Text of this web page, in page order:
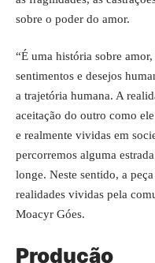
sobre o poder do amor.
“É uma história sobre
sentimentos e desejos
a trajetória humana. A
aceitação do outro como
e realmente vividas em
percorremos alguma
longe. Neste sentido, a
realidades vividas pela
Moacyr Góes.
Produção